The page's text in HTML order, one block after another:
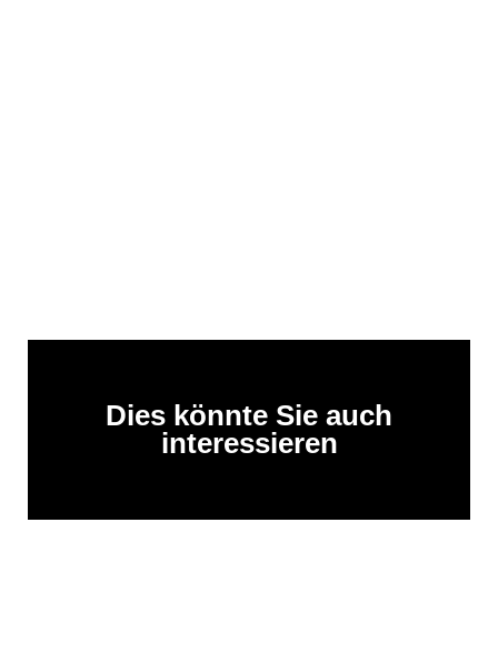
Dies könnte Sie auch
interessieren